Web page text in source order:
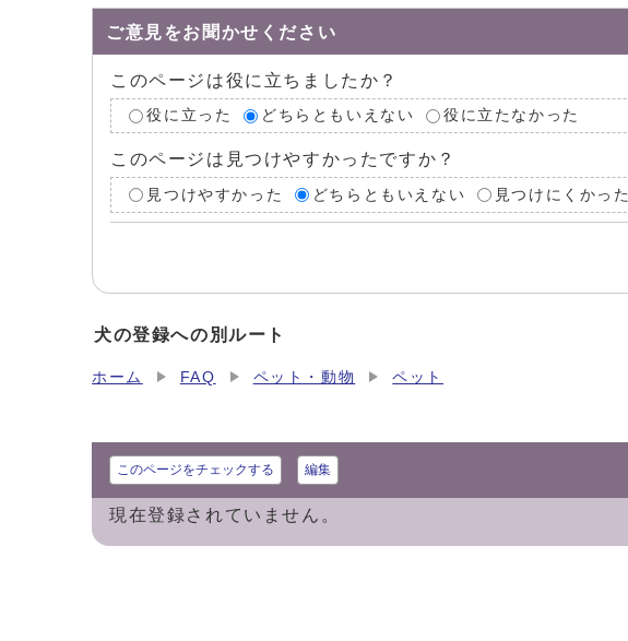
ご意見をお聞かせください
このページは役に立ちましたか？
役に立った どちらともいえない 役に立たなかった
このページは見つけやすかったですか？
見つけやすかった どちらともいえない 見つけにくかった
犬の登録への別ルート
ホーム FAQ ペット・動物 ペット
このページをチェックする 編集
現在登録されていません。